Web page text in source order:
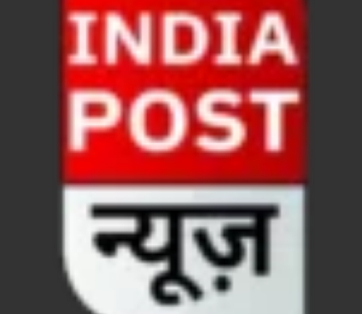
VB G Ram G Bill: बिल फाड़ना लोकतंत्र की हत्या –
Former DGP Prashant Kumar: उत्तर प्रदेश शिक्षा
Indian Railway New Policy: ट्रेन में भी एयरपोर्ट जैसा
Soil To Silk Exhibition: सॉइल टू सिल्क’ की अनूठी
BJP Working President Nitin Nabin: कौन है नितिन
Ummeed Portal: उम्मीद पोर्टल पर यूपी ने रचा
दिल्ली में चमकेगा मध्यप्रदेश – संस्कृति, कला और परंपरा